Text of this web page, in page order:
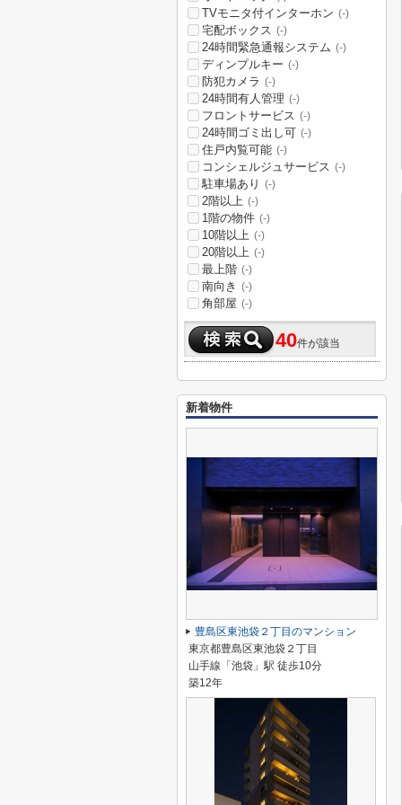
TVモニタ付インターホン (-)
宅配ボックス (-)
24時間緊急通報システム (-)
ディンプルキー (-)
防犯カメラ (-)
24時間有人管理 (-)
フロントサービス (-)
24時間ゴミ出し可 (-)
住戸内覧可能 (-)
コンシェルジュサービス (-)
駐車場あり (-)
2階以上 (-)
1階の物件 (-)
10階以上 (-)
20階以上 (-)
最上階 (-)
南向き (-)
角部屋 (-)
40件が該当
新着物件
豊島区東池袋２丁目のマンション
東京都豊島区東池袋２丁目
山手線「池袋」駅 徒歩10分
築12年